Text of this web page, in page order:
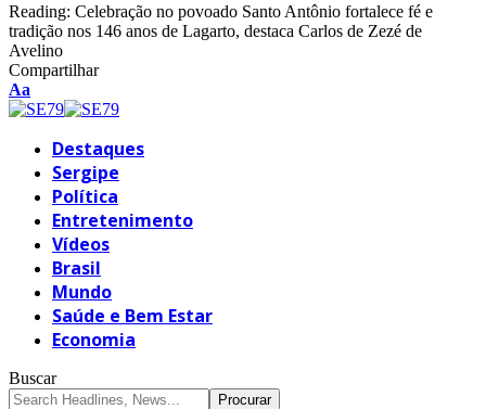
Reading: Celebração no povoado Santo Antônio fortalece fé e
tradição nos 146 anos de Lagarto, destaca Carlos de Zezé de
Avelino
Compartilhar
Font
Resizer
Aa
Destaques
Sergipe
Política
Entretenimento
Vídeos
Brasil
Mundo
Saúde e Bem Estar
Economia
Buscar